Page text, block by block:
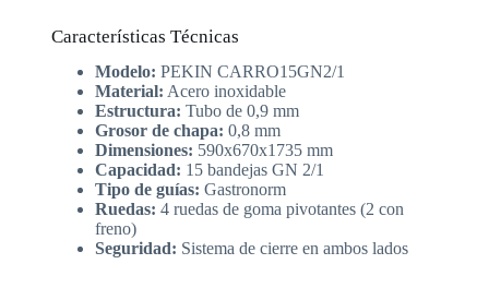
Características Técnicas
Modelo: PEKIN CARRO15GN2/1
Material: Acero inoxidable
Estructura: Tubo de 0,9 mm
Grosor de chapa: 0,8 mm
Dimensiones: 590x670x1735 mm
Capacidad: 15 bandejas GN 2/1
Tipo de guías: Gastronorm
Ruedas: 4 ruedas de goma pivotantes (2 con
freno)
Seguridad: Sistema de cierre en ambos lados